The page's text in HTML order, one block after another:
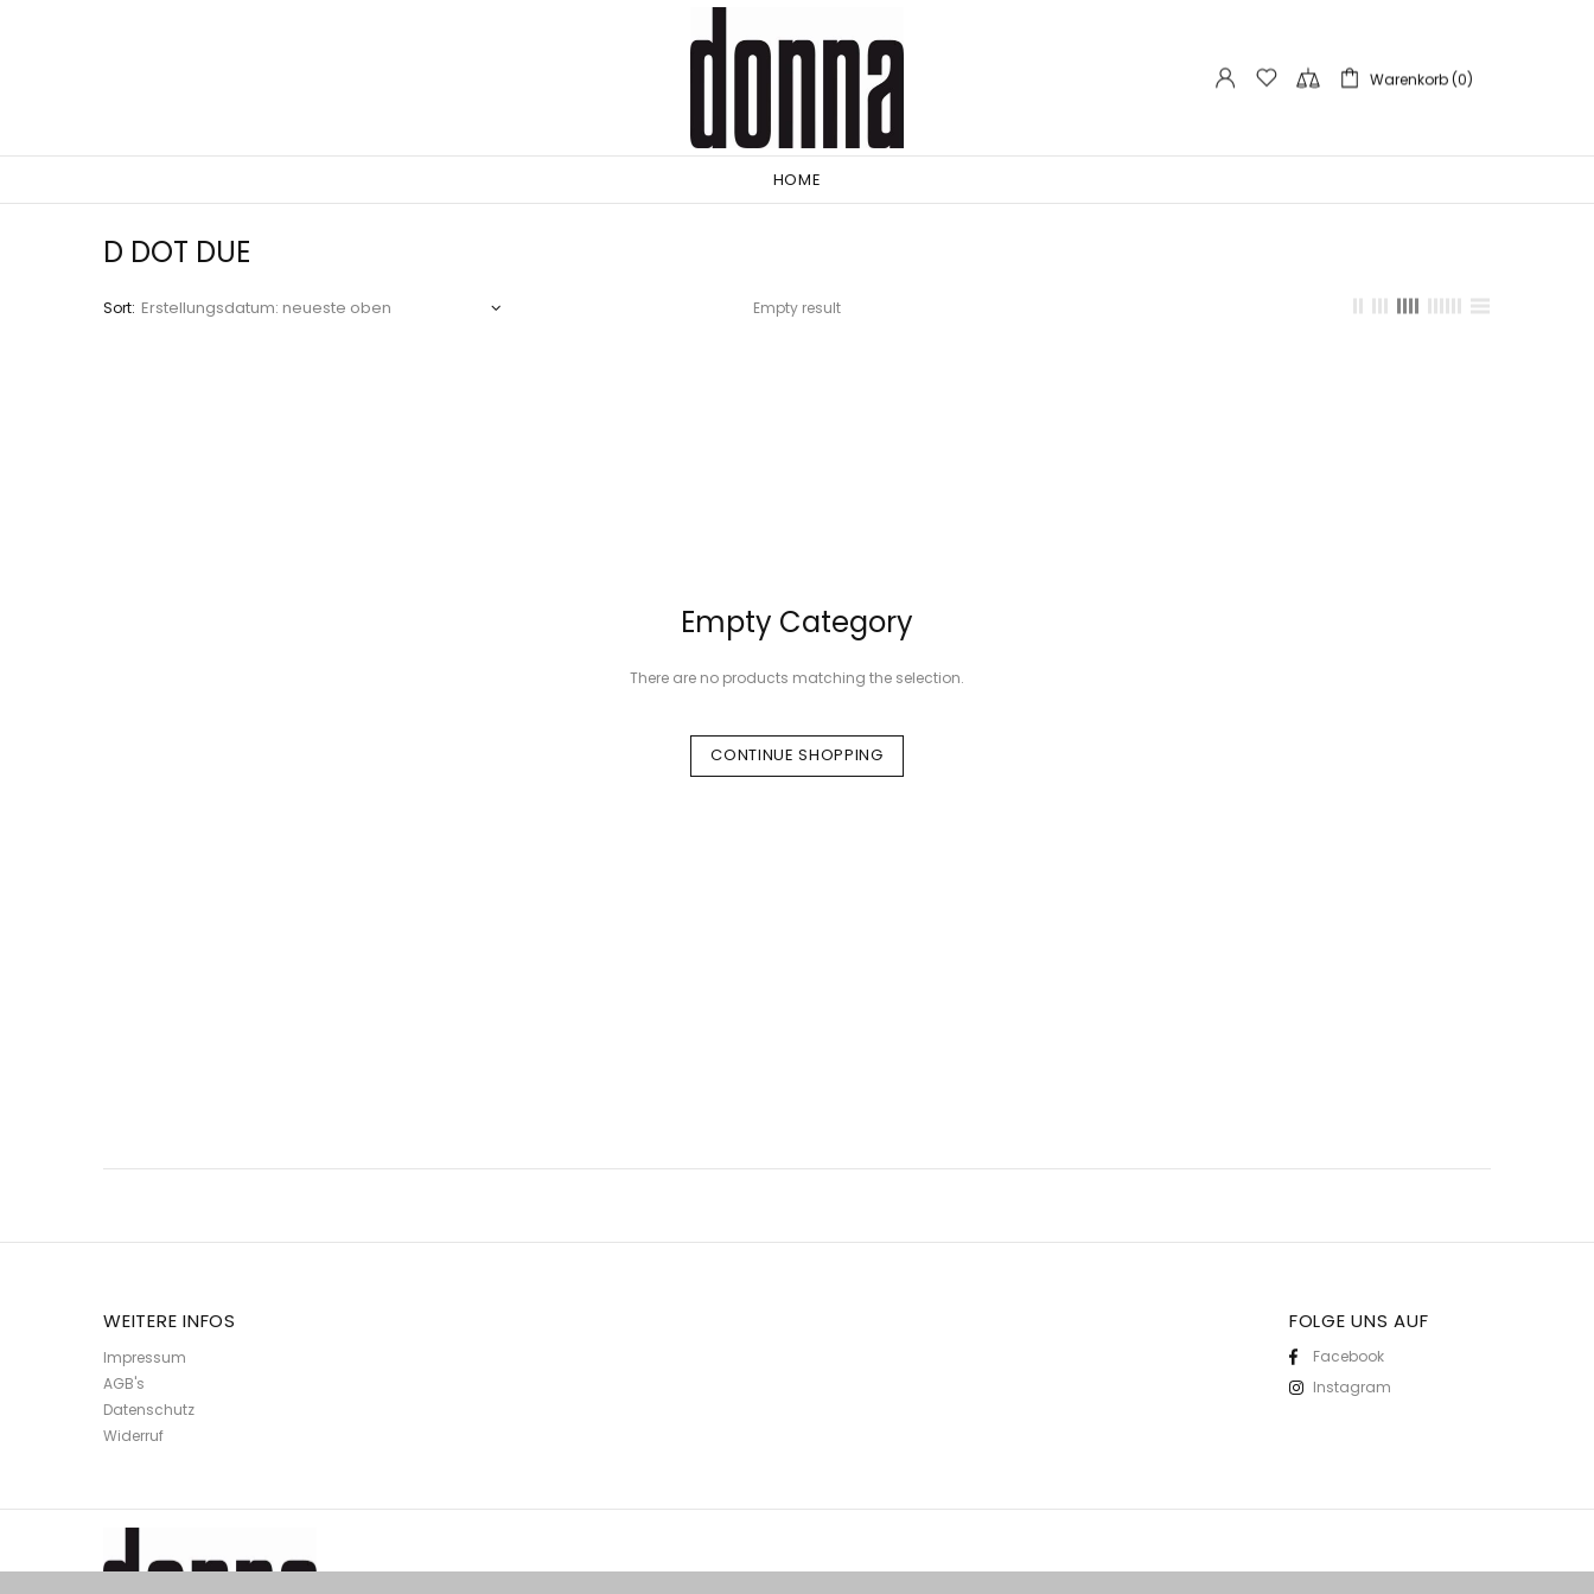
Warenkorb (0)
HOME
D DOT DUE
Sort: Empty result
Empty Category
There are no products matching the selection.
CONTINUE SHOPPING
WEITERE INFOS
Impressum
AGB's
Datenschutz
Widerruf
FOLGE UNS AUF
Facebook
Instagram